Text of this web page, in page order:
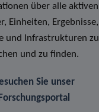
über alle aktiven
Einheiten, Ergebnisse,
und Infrastrukturen zu
und zu finden.
Sie unser
Forschungsportal